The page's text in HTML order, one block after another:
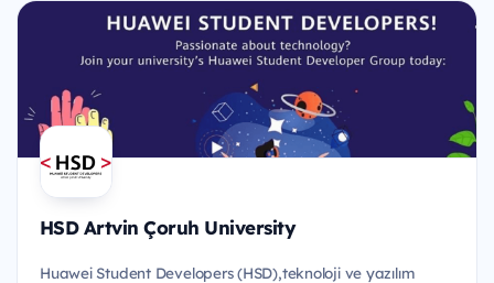
HSD Artvin Çoruh University
Huawei Student Developers (HSD),teknoloji ve yazılım